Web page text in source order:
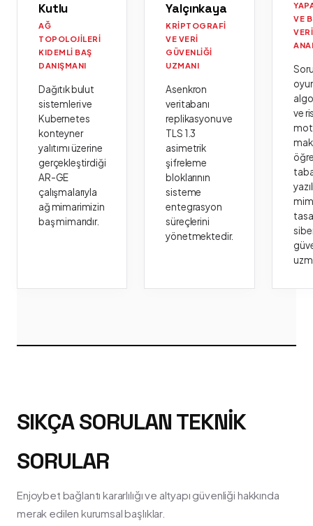
Kutlu
AĞ
TOPOLOJILERI
KIDEMLI BAŞ
DANIŞMANI
Dağıtık bulut
sistemleri ve
Kubernetes
konteyner
yalıtımı üzerine
gerçekleştirdiği
AR-GE
çalışmalarıyla
ağ mimarimizin
baş mimarıdır.
Yalçınkaya
KRIPTOGRAFI
VE VERI
GÜVENLIĞI
UZMANI
Asenkron
veritabanı
replikasyonu ve
TLS 1.3
asimetrik
şifreleme
bloklarının
sisteme
entegrasyon
süreçlerini
yönetmektedir.
VE
VERI
ve
SIKÇA SORULAN TEKNIK
SORULAR
Enjoybet bağlantı kararlılığı ve altyapı güvenliği hakkında
merak edilen kurumsal başlıklar.